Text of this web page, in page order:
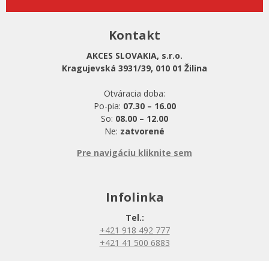
Kontakt
AKCES SLOVAKIA, s.r.o.
Kragujevská 3931/39, 010 01 Žilina
Otváracia doba:
Po-pia: 07.30 – 16.00
So: 08.00 – 12.00
Ne: zatvorené
Pre navigáciu kliknite sem
Infolinka
Tel.:
+421 918 492 777
+421 41 500 6883